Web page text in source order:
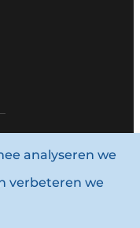
analyseren we
verbeteren we